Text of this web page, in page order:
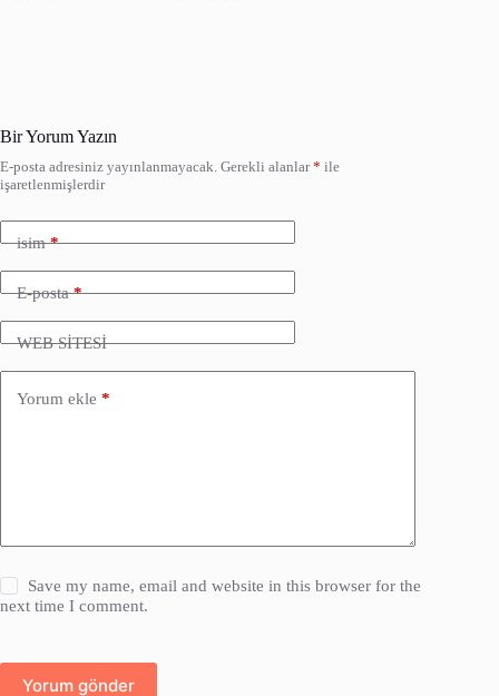
Bir Yorum Yazın
E-posta adresiniz yayınlanmayacak. Gerekli alanlar* ile
işaretlenmişlerdir
isim*
E-posta*
WEB SİTESİ
Yorum ekle *
Save my name, email and website in this browser for the
next time I comment.
Yorum gönder